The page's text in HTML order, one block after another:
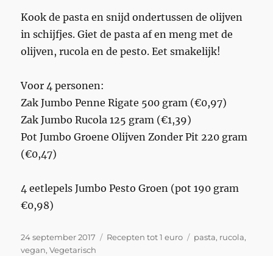
Kook de pasta en snijd ondertussen de olijven
in schijfjes. Giet de pasta af en meng met de
olijven, rucola en de pesto. Eet smakelijk!
Voor 4 personen:
Zak Jumbo Penne Rigate 500 gram (€0,97)
Zak Jumbo Rucola 125 gram (€1,39)
Pot Jumbo Groene Olijven Zonder Pit 220 gram
(€0,47)
4 eetlepels Jumbo Pesto Groen (pot 190 gram
€0,98)
Geplaatst
op
24 september 2017 Categorieën
Recepten tot 1 euro Tags
pasta, rucola,
vegan,Vegetarisch